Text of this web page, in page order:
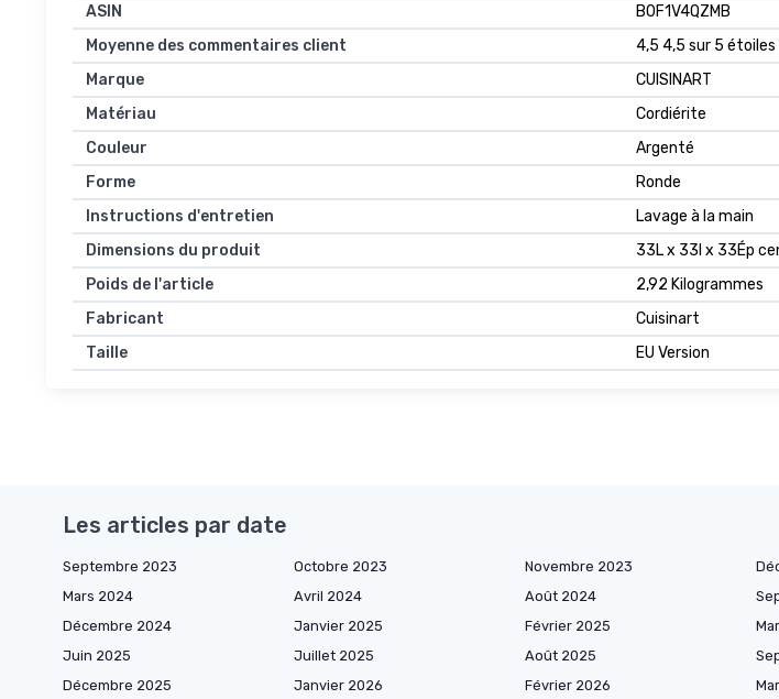
ASIN
B0F1V4QZMB
Moyenne des commentaires client
4,5 4,5 sur 5
Marque
CUISINART
Matériau
Cordiérite
Couleur
Argenté
Forme
Ronde
Instructions d'entretien
Lavage à la main
Dimensions du produit
33L x 33l x 33Ép
Poids de l'article
2,92 Kilogrammes
Fabricant
Cuisinart
Taille
EU Version
Les articles par date
Septembre 2023 Octobre 2023 Novembre 2023
Mars 2024
Avril 2024 Août 2024
Décembre 2024
Janvier 2025 Février 2025
Juin 2025
Juillet 2025 Août 2025
Décembre 2025
Janvier 2026 Février 2026